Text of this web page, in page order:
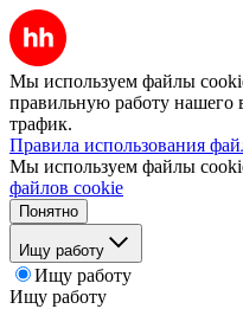
Мы используем файлы
правильную работу нашего
трафик.
Правила использования
Мы используем файлы
файлов cookie
Понятно
Ищу работу
Ищу работу
Ищу работу